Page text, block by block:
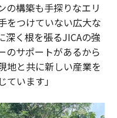
の構築も手探りなエリ
をつけていない広大な
深く根を張るJICAの強
のサポートがあるから
地と共に新しい産業を
います」